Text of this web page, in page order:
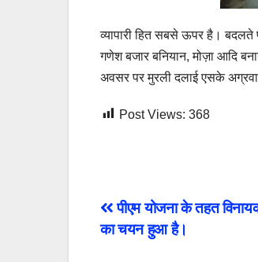
व्यापारी हित सबसे ऊपर है। बदलते
गणेश बजार बनियान, मोज़ा आदि
अवसर पर मुरली दलाई एसके
Post Views: 368
Post
navigation
पीएम योजना के तहत
का चयन हुआ है।